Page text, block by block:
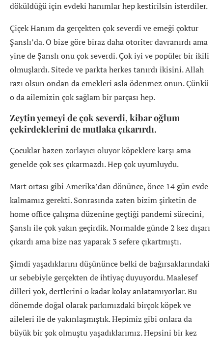
döküldüğü için evdeki hanımlar hep kestirilsin isterdiler.
Çiçek Hanım da gerçekten çok severdi ve emeği çoktur
Şanslı’da. O bize göre biraz daha otoriter davranırdı ama
yine de Şanslı onu çok severdi. Çok iyi ve popüler bir ikili
olmuşlardı. Sitede ve parkta herkes tanırdı ikisini. Allah
razı olsun ondan da emekleri asla ödenmez onun. Çünkü
o da ailemizin çok sağlam bir parçası hep.
Zeytin yemeyi de çok severdi, kibar oğlum
çekirdeklerini de mutlaka çıkarırdı.
Çocuklar bazen zorlayıcı oluyor köpeklere karşı ama
genelde çok ses çıkarmazdı. Hep çok uyumluydu.
Mart ortası gibi Amerika’dan dönünce, önce 14 gün evde
kalmamız gerekti. Sonrasında zaten bizim şirketin de
home office çalışma düzenine geçtiği pandemi sürecini,
Şanslı ile çok yakın geçirdik. Normalde günde 2 kez dışarı
çıkardı ama bize naz yaparak 3 sefere çıkartmıştı.
Şimdi yaşadıklarını düşününce belki de bağırsaklarındaki
ur sebebiyle gerçekten de ihtiyaç duyuyordu. Maalesef
dilleri yok, dertlerini o kadar kolay anlatamıyorlar. Bu
dönemde doğal olarak parkımızdaki birçok köpek ve
aileleri ile de yakınlaşmıştık. Hepimiz gibi onlara da
büyük bir şok olmuştu yaşadıklarımız. Hepsini bir kez